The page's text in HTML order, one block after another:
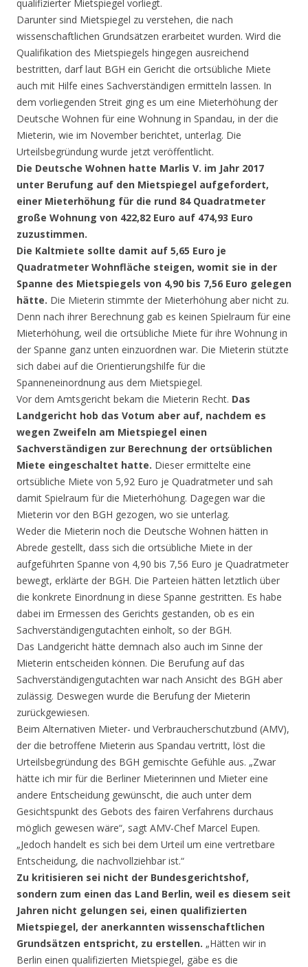
qualifizierter Mietspiegel vorliegt.
Darunter sind Mietspiegel zu verstehen, die nach
wissenschaftlichen Grundsätzen erarbeitet wurden. Wird die
Qualifikation des Mietspiegels hingegen ausreichend
bestritten, darf laut BGH ein Gericht die ortsübliche Miete
auch mit Hilfe eines Sachverständigen ermitteln lassen. In
dem vorliegenden Streit ging es um eine Mieterhöhung der
Deutsche Wohnen für eine Wohnung in Spandau, in der die
Mieterin, wie im November berichtet, unterlag. Die
Urteilsbegründung wurde jetzt veröffentlicht.
Die Deutsche Wohnen hatte Marlis V. im Jahr 2017
unter Berufung auf den Mietspiegel aufgefordert,
einer Mieterhöhung für die rund 84 Quadratmeter
große Wohnung von 422,82 Euro auf 474,93 Euro
zuzustimmen.
Die Kaltmiete sollte damit auf 5,65 Euro je
Quadratmeter Wohnfläche steigen, womit sie in der
Spanne des Mietspiegels von 4,90 bis 7,56 Euro gelegen
hätte. Die Mieterin stimmte der Mieterhöhung aber nicht zu.
Denn nach ihrer Berechnung gab es keinen Spielraum für eine
Mieterhöhung, weil die ortsübliche Miete für ihre Wohnung in
der Spanne ganz unten einzuordnen war. Die Mieterin stützte
sich dabei auf die Orientierungshilfe für die
Spanneneinordnung aus dem Mietspiegel.
Vor dem Amtsgericht bekam die Mieterin Recht. Das
Landgericht hob das Votum aber auf, nachdem es
wegen Zweifeln am Mietspiegel einen
Sachverständigen zur Berechnung der ortsüblichen
Miete eingeschaltet hatte. Dieser ermittelte eine
ortsübliche Miete von 5,92 Euro je Quadratmeter und sah
damit Spielraum für die Mieterhöhung. Dagegen war die
Mieterin vor den BGH gezogen, wo sie unterlag.
Weder die Mieterin noch die Deutsche Wohnen hätten in
Abrede gestellt, dass sich die ortsübliche Miete in der
aufgeführten Spanne von 4,90 bis 7,56 Euro je Quadratmeter
bewegt, erklärte der BGH. Die Parteien hätten letztlich über
die konkrete Einordnung in diese Spanne gestritten. Es habe
dabei im Ermessen des Gerichts gestanden, ob es ein
Sachverständigengutachten einholt, so der BGH.
Das Landgericht hätte demnach also auch im Sinne der
Mieterin entscheiden können. Die Berufung auf das
Sachverständigengutachten war nach Ansicht des BGH aber
zulässig. Deswegen wurde die Berufung der Mieterin
zurückgewiesen.
Beim Alternativen Mieter- und Verbraucherschutzbund (AMV),
der die betroffene Mieterin aus Spandau vertritt, löst die
Urteilsbegründung des BGH gemischte Gefühle aus. „Zwar
hätte ich mir für die Berliner Mieterinnen und Mieter eine
andere Entscheidung gewünscht, die auch unter dem
Gesichtspunkt des Gebots des fairen Verfahrens durchaus
möglich gewesen wäre“, sagt AMV-Chef Marcel Eupen.
„Jedoch handelt es sich bei dem Urteil um eine vertretbare
Entscheidung, die nachvollziehbar ist.“
Zu kritisieren sei nicht der Bundesgerichtshof,
sondern zum einen das Land Berlin, weil es diesem seit
Jahren nicht gelungen sei, einen qualifizierten
Mietspiegel, der anerkannten wissenschaftlichen
Grundsätzen entspricht, zu erstellen. „Hätten wir in
Berlin einen qualifizierten Mietspiegel, gäbe es die